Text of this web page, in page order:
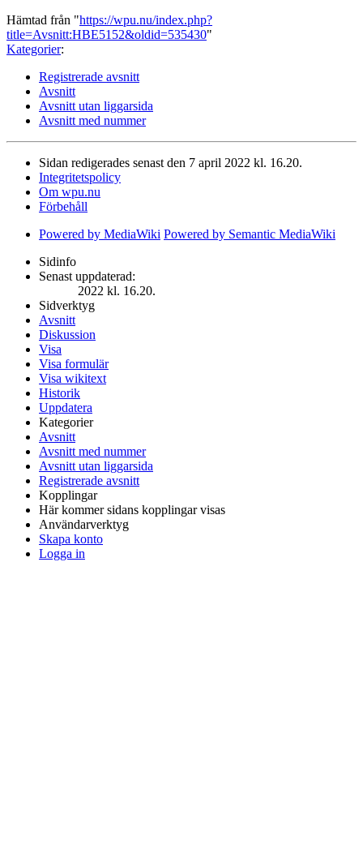
Hämtad från "https://wpu.nu/index.php?
title=Avsnitt:HBE5152&oldid=535430"
Kategorier:
Registrerade avsnitt
Avsnitt
Avsnitt utan liggarsida
Avsnitt med nummer
Sidan redigerades senast den 7 april 2022 kl. 16.20.
Integritetspolicy
Om wpu.nu
Förbehåll
Powered by MediaWiki Powered by Semantic MediaWiki
Sidinfo
Senast uppdaterad:
2022 kl. 16.20.
Sidverktyg
Avsnitt
Diskussion
Visa
Visa formulär
Visa wikitext
Historik
Uppdatera
Kategorier
Avsnitt
Avsnitt med nummer
Avsnitt utan liggarsida
Registrerade avsnitt
Kopplingar
Här kommer sidans kopplingar visas
Användarverktyg
Skapa konto
Logga in